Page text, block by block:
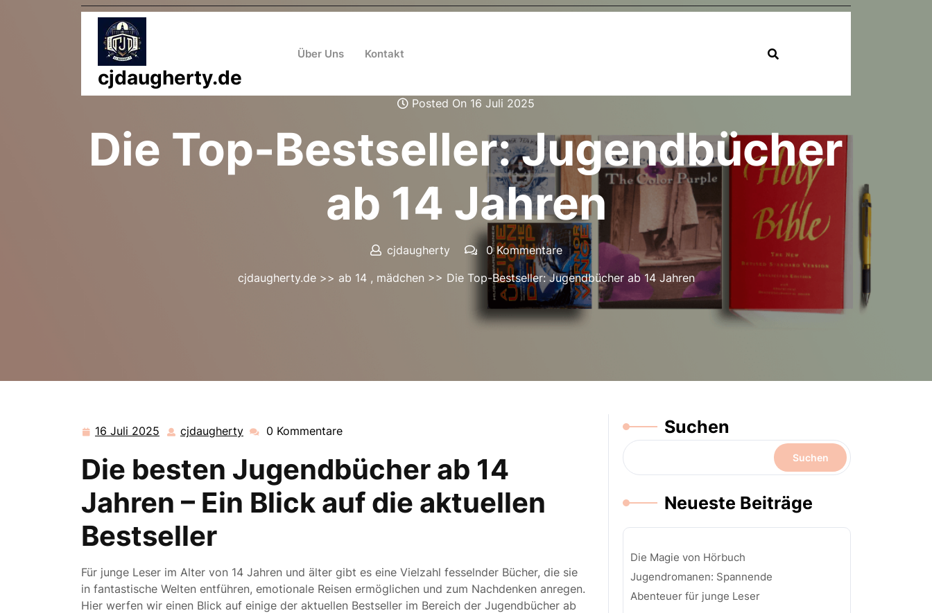
cjdaugherty.de
Über Uns Kontakt
Posted On 16 Juli 2025
Die Top-Bestseller: Jugendbücher
ab 14 Jahren
cjdaugherty
0 Kommentare
cjdaugherty.de>> ab 14, mädchen >> Die Top-Bestseller: Jugendbücher ab 14 Jahren
16 Juli 2025 16
2025
cjdaugherty cjdaugherty
0 Kommentare
Die besten Jugendbücher ab 14
Jahren – Ein Blick auf die aktuellen
Bestseller
Für junge Leser im Alter von 14 Jahren und älter gibt es eine Vielzahl fesselnder Bücher, die sie
in fantastische Welten entführen, emotionale Reisen ermöglichen und zum Nachdenken anregen.
Hier werfen wir einen Blick auf einige der aktuellen Bestseller im Bereich der Jugendbücher ab
Suchen
Suchen
Neueste Beiträge
Die Magie von Hörbuch
Jugendromanen: Spannende
Abenteuer für junge Leser